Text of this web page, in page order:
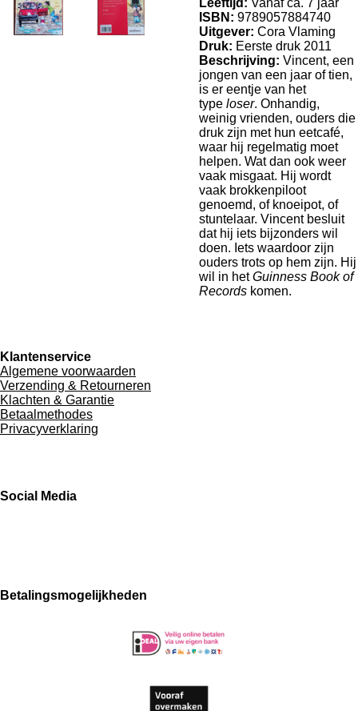
Leeftijd: Vanaf ca. 7 jaar
ISBN: 9789057884740
Uitgever: Cora Vlaming
Druk: Eerste druk 2011
Beschrijving: Vincent, een
jongen van een jaar of tien,
is er eentje van het
type loser. Onhandig,
weinig vrienden, ouders die
druk zijn met hun eetcafé,
waar hij regelmatig moet
helpen. Wat dan ook weer
vaak misgaat. Hij wordt
vaak brokkenpiloot
genoemd, of knoeipot, of
stuntelaar. Vincent besluit
dat hij iets bijzonders wil
doen. Iets waardoor zijn
ouders trots op hem zijn. Hij
wil in hetGuinness Book of
Records komen.
Klantenservice
Algemene voorwaarden
Verzending & Retourneren
Klachten & Garantie
Betaalmethodes
Privacyverklaring
Social Media
b
s
a
Betalingsmogelijkheden